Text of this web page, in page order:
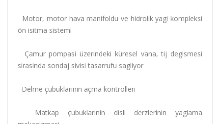
Motor, motor hava manifoldu ve hidrolik yagi kompleksi
ön isitma sistemi
Çamur pompasi üzerindeki küresel vana, tij degismesi
sirasinda sondaj sivisi tasarrufu sagliyor
Delme çubuklarinin açma kontrolleri
Matkap çubuklarinin disli derzlerinin yaglama